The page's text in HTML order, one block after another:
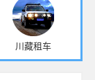
川藏租车